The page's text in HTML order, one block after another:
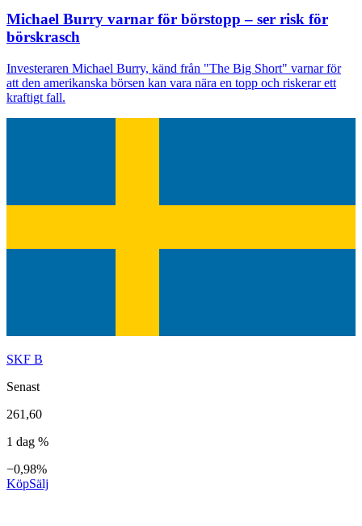
Michael Burry varnar för börstopp – ser risk för
börskrasch
Investeraren Michael Burry, känd från "The Big Short" varnar för
att den amerikanska börsen kan vara nära en topp och riskerar ett
kraftigt fall.
SKF B
Senast
261,60
1 dag %
−0,98%
KöpSälj